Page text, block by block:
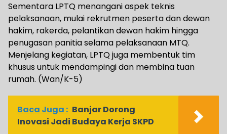
Sementara LPTQ menangani aspek teknis
pelaksanaan, mulai rekrutmen peserta dan dewan
hakim, rakerda, pelantikan dewan hakim hingga
penugasan panitia selama pelaksanaan MTQ.
Menjelang kegiatan, LPTQ juga membentuk tim
khusus untuk mendampingi dan membina tuan
rumah. (Wan/K-5)
Baca Juga : Banjar Dorong
Inovasi Jadi Budaya Kerja SKPD